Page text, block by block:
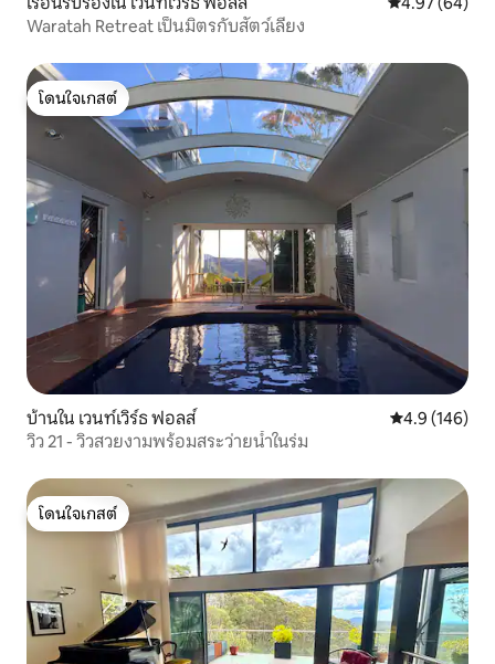
Waratah Retreat เป็นมิตรกับสัตว์เลี้ยง
โดนใจเกสต์
โดนใจเกสต์
บ้านใน เวนท์เวิร์ธ ฟอลส์ คะแนนเฉลี่ย
4.9 (146)
วิว 21 - วิวสวยงามพร้อมสระว่ายน้ำในร่ม
โดนใจเกสต์
โดนใจเกสต์